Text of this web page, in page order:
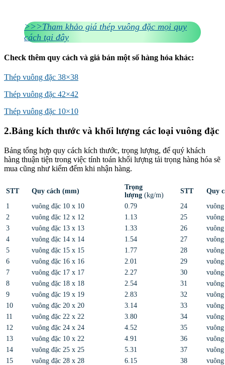
>>>Tham khảo giá thép vuông đặc mọi quy
cách tại đây
Check thêm quy cách và giá bán một số hàng hóa khác:
Thép vuông đặc 38×38
Thép vuông đặc 42×42
Thép vuông đặc 10×10
2.Bảng kích thước và khối lượng các loại vuông đặc
Bảng tổng hợp quy cách kích thước, trọng lượng, để quý khách
hàng thuận tiện trong việc tính toán khối lượng tải trọng hàng hóa sẽ
mua cũng như kiểm đếm khi nhận hàng.
STT Quy cách (mm)
Trọng
lượng (kg/m)
STT
Quy
1
vuông đặc 10 x 10 0.79 24
2
vuông đặc 12 x 12 1.13 25
3
vuông đặc 13 x 13 1.33 26
4
vuông đặc 14 x 14 1.54 27
5
vuông đặc 15 x 15 1.77 28
6
vuông đặc 16 x 16 2.01 29
7
vuông đặc 17 x 17 2.27 30
8
vuông đặc 18 x 18 2.54 31
9
vuông đặc 19 x 19 2.83 32
10
vuông đặc 20 x 20 3.14 33
11
vuông đặc 22 x 22 3.80 34
12
vuông đặc 24 x 24 4.52 35
13
vuông đặc 10 x 22 4.91 36
14
vuông đặc 25 x 25 5.31 37
15
vuông đặc 28 x 28 6.15 38